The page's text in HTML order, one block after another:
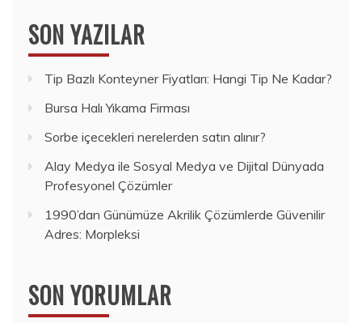
SON YAZILAR
Tip Bazlı Konteyner Fiyatları: Hangi Tip Ne Kadar?
Bursa Halı Yıkama Firması
Sorbe içecekleri nerelerden satın alınır?
Alay Medya ile Sosyal Medya ve Dijital Dünyada
Profesyonel Çözümler
1990’dan Günümüze Akrilik Çözümlerde Güvenilir
Adres: Morpleksi
SON YORUMLAR